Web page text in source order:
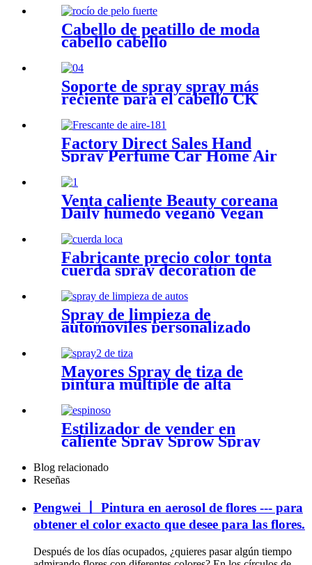
vasos de las ventanas
Cabello de peatillo de moda
cabello cabello
Soporte de spray spray más
reciente para el cabello CK
PRODUCTO GEL LARGO
LARGO
Factory Direct Sales Hand
Spray Perfume Car Home Air
Venta caliente Beauty coreana
Daily húmedo vegano Vegan
rescate spray facial para
tóner de piel sensible
Fabricante precio color tonta
cuerda spray decoration de
fiesta de fiesta loca
Spray de limpieza de
automóviles personalizado
Proyección de cuidado de
automóvil de espuma potente
Mayores Spray de tiza de
pintura múltiple de alta
calidad de alta calidad
Estilizador de vender en
caliente Spray Sprow Spray
Blog relacionado
Reseñas
Pengwei 丨 Pintura en aerosol de flores --- para
obtener el color exacto que desee para las flores.
Después de los días ocupados, ¿quieres pasar algún tiempo